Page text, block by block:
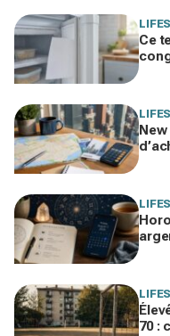
Ce
70 :